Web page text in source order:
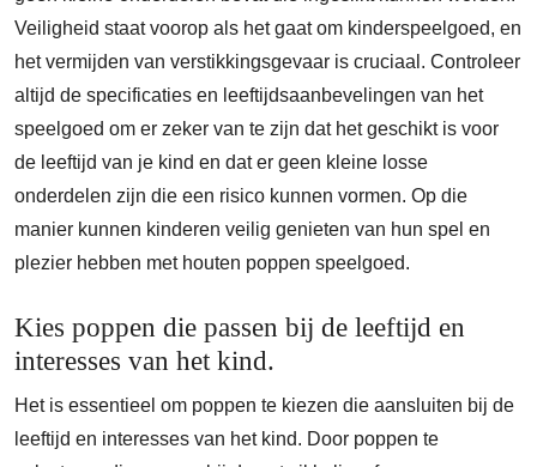
Veiligheid staat voorop als het gaat om kinderspeelgoed, en
het vermijden van verstikkingsgevaar is cruciaal. Controleer
altijd de specificaties en leeftijdsaanbevelingen van het
speelgoed om er zeker van te zijn dat het geschikt is voor
de leeftijd van je kind en dat er geen kleine losse
onderdelen zijn die een risico kunnen vormen. Op die
manier kunnen kinderen veilig genieten van hun spel en
plezier hebben met houten poppen speelgoed.
Kies poppen die passen bij de leeftijd en
interesses van het kind.
Het is essentieel om poppen te kiezen die aansluiten bij de
leeftijd en interesses van het kind. Door poppen te